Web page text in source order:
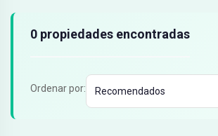
Resultados de búsqueda
0 propiedades encontradas
Ordenar por: